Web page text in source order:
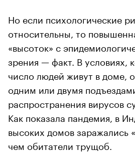
Но если психологические
относительны, то
«высоток» с
зрения — факт. В условиях,
число людей живут в доме,
одним или двумя
распространения вирусов
Как показала пандемия, в
высоких домов заражались
чем обитатели трущоб.